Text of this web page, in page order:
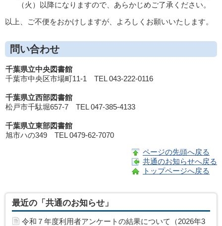
（火）以降になりますので、あらかじめご了承ください。
以上、ご不便をおかけしますが、よろしくお願いいたします。
問い合わせ
千葉県立中央図書館
千葉市中央区市場町11-1 TEL 043-222-0116
千葉県立西部図書館
松戸市千駄堀657-7 TEL 047-385-4133
千葉県立東部図書館
旭市ハの349 TEL 0479-62-7070
ページの先頭へ戻る
共通のお知らせへ戻る
トップページへ戻る
最近の「共通のお知らせ」
令和７年度利用者アンケートの結果について（2026年3